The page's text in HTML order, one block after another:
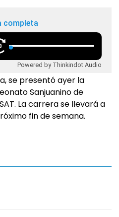
completa
Powered by Thinkindot Audio
se presentó ayer la
Sanjuanino de
La carrera se llevará a
fin de semana.